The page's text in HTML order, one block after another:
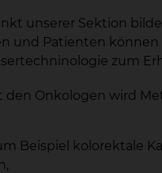
unserer Sektion
und Patienten können
zum
Onkologen wird
Beispiel kolorektale